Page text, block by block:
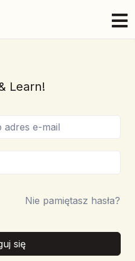
Learn!
Nie pamiętasz hasła?
się